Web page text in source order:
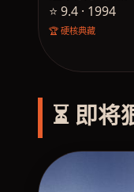
⭐ 9.4 · 1994
🏆 硬核典藏
⏳ 即将